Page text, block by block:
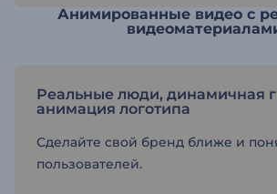
Анимированные видео с
Реальные люди, динамичная
анимация логотипа
Сделайте свой бренд ближе и
пользователей.